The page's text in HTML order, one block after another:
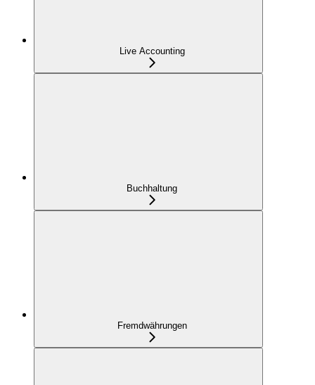
Live Accounting
Buchhaltung
Fremdwährungen